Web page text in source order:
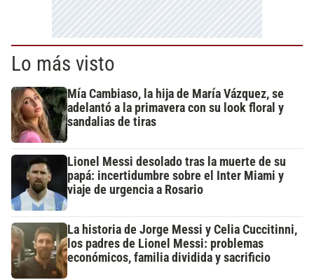
Lo más visto
Mía Cambiaso, la hija de María Vázquez, se
adelantó a la primavera con su look floral y
sandalias de tiras
Lionel Messi desolado tras la muerte de su
papá: incertidumbre sobre el Inter Miami y
viaje de urgencia a Rosario
La historia de Jorge Messi y Celia Cuccitinni,
los padres de Lionel Messi: problemas
económicos, familia dividida y sacrificio